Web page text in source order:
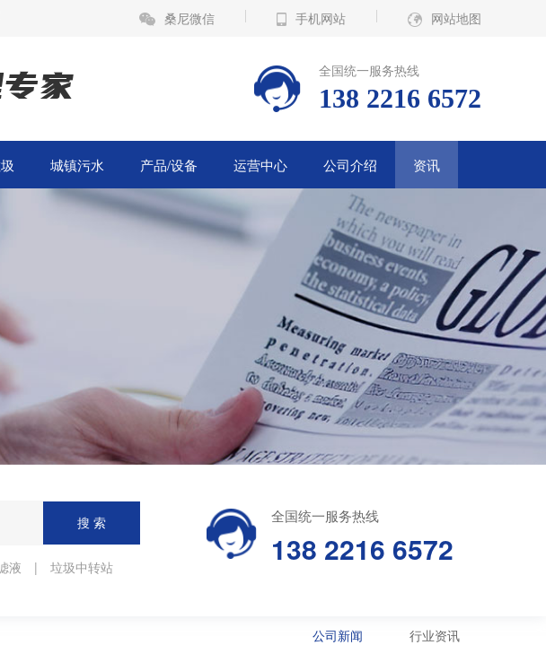
桑尼微信 手机网站 网站地图
家 全国统一服务热线
138 2216 6572
城镇污水 产品/设备 运营中心 公司介绍 资讯
液 | 垃圾中转站
全国统一服务热线
138 2216 6572
公司新闻 行业资讯